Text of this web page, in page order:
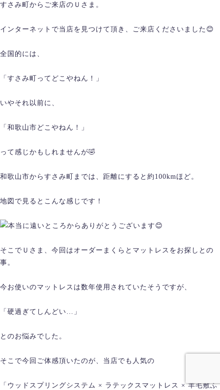
すさみ町からご来店のＵさま。
インターネットで当店を見つけて頂き、ご来店くださいました😊
全国的には、
「すさみ町ってどこやねん！」
いやそれ以前に、
「和歌山市どこやねん！」
って感じかもしれませんが🤣
和歌山市からすさみ町までは、距離にすると約100kmほど。
地図で見るとこんな感じです！
本当に遠いところからありがとうございます😊
そこでＵさま、今回はオーダーまくらとマットレスをお探しとの
事。
今お使いのマットレスは数年使用されていたそうですが、
「硬過ぎてしんどい…」
とのお悩みでした。
そこで今回ご体感頂いたのが、当店でも人気の
「ウッドスプリングシステム × ラテックスマットレス × 羊毛敷ふ